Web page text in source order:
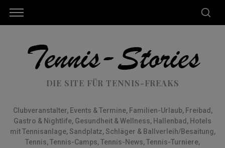
DIE SITE FÜR TENNIS-FREAKS
Clubveranstalter, Events & Termine, Familien-Urlaub, Freibad ,
Gastro & Nightlife, Gesundheit & Wellness, Hallenbad , Hotels
mit Tennisanlage, Sandplatz, Schläger & Ballverleih/Besaitung,
Tennis,Tennis-Camps,Tennis-News,Tennis-Turniere,